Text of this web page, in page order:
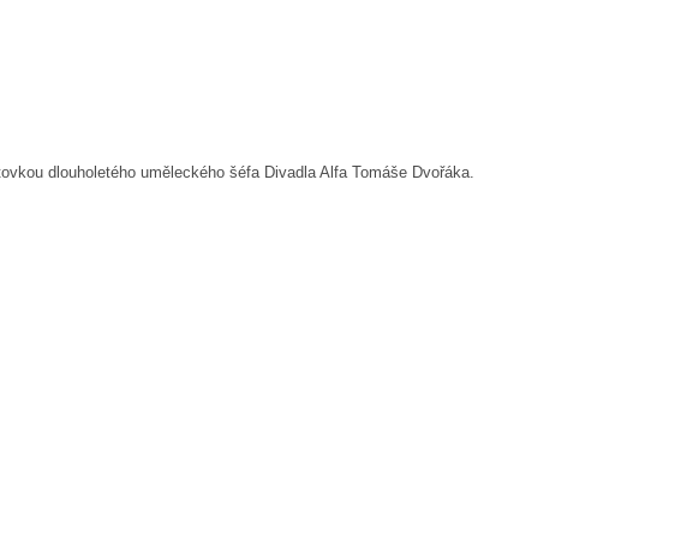
dlouholetého uměleckého šéfa Divadla Alfa Tomáše Dvořáka.